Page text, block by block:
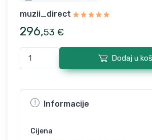
muzii_direct
296,53 €
Dodaj u
Informacije
Cijena